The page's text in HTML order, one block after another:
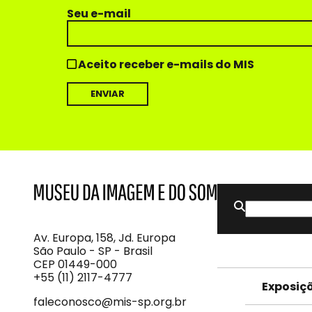
Seu e-mail
Aceito receber e-mails do MIS
Imagem
e
do
Som
Av. Europa, 158, Jd. Europa
São Paulo - SP - Brasil
CEP 01449-000
+55 (11) 2117-4777
faleconosco@mis-sp.org.br
Buscar
por: